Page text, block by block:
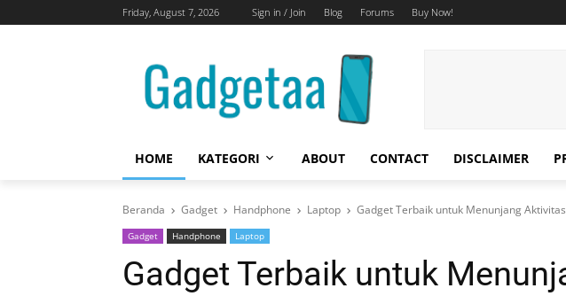
Friday, August 7, 2026 Sign in / Join Blog Forums Buy Now!
HOME KATEGORI ABOUT CONTACT DISCLAIMER
Beranda Gadget Handphone Laptop Gadget Terbaik untuk Menunjang
Gadget Handphone Laptop
Gadget Terbaik untuk